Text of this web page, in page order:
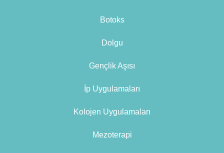
Botoks
Dolgu
Gençlik Aşısı
İp Uygulamaları
Kolojen Uygulamaları
Mezoterapi